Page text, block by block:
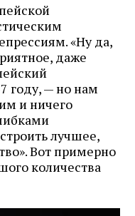
«Ну да,
даже
году, — но нам
и ничего
лучшее,
Вот примерно
количества